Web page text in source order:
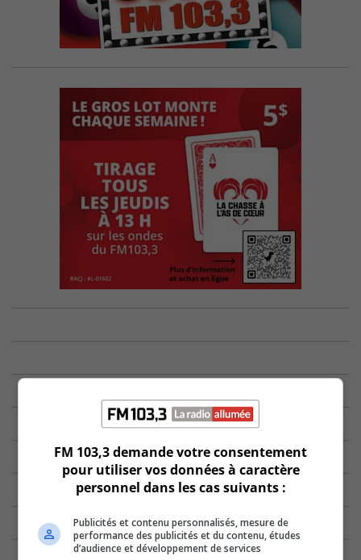
FM 103,3 demande votre consentement
pour utiliser vos données à caractère
personnel dans les cas suivants :
Publicités et contenu personnalisés, mesure de
performance des publicités et du contenu, études
d’audience et développement de services